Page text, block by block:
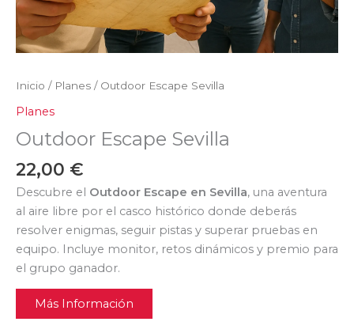
Inicio / Planes / Outdoor Escape Sevilla
Planes
Outdoor Escape Sevilla
22,00 €
Descubre el Outdoor Escape en Sevilla, una aventura
al aire libre por el casco histórico donde deberás
resolver enigmas, seguir pistas y superar pruebas en
equipo. Incluye monitor, retos dinámicos y premio para
el grupo ganador.
Más Información